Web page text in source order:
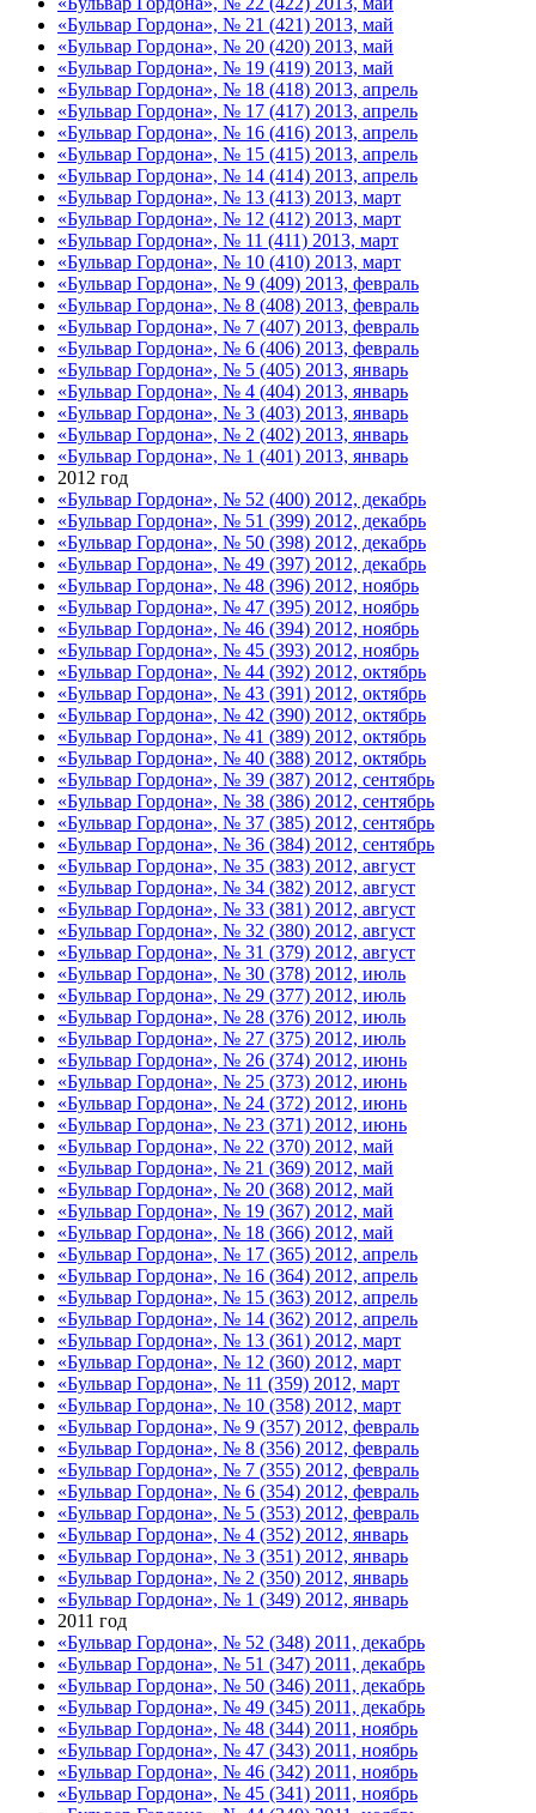
«Бульвар Гордона», № 21 (421) 2013, май
«Бульвар Гордона», № 20 (420) 2013, май
«Бульвар Гордона», № 19 (419) 2013, май
«Бульвар Гордона», № 18 (418) 2013, апрель
«Бульвар Гордона», № 17 (417) 2013, апрель
«Бульвар Гордона», № 16 (416) 2013, апрель
«Бульвар Гордона», № 15 (415) 2013, апрель
«Бульвар Гордона», № 14 (414) 2013, апрель
«Бульвар Гордона», № 13 (413) 2013, март
«Бульвар Гордона», № 12 (412) 2013, март
«Бульвар Гордона», № 11 (411) 2013, март
«Бульвар Гордона», № 10 (410) 2013, март
«Бульвар Гордона», № 9 (409) 2013, февраль
«Бульвар Гордона», № 8 (408) 2013, февраль
«Бульвар Гордона», № 7 (407) 2013, февраль
«Бульвар Гордона», № 6 (406) 2013, февраль
«Бульвар Гордона», № 5 (405) 2013, январь
«Бульвар Гордона», № 4 (404) 2013, январь
«Бульвар Гордона», № 3 (403) 2013, январь
«Бульвар Гордона», № 2 (402) 2013, январь
«Бульвар Гордона», № 1 (401) 2013, январь
2012 год
«Бульвар Гордона», № 52 (400) 2012, декабрь
«Бульвар Гордона», № 51 (399) 2012, декабрь
«Бульвар Гордона», № 50 (398) 2012, декабрь
«Бульвар Гордона», № 49 (397) 2012, декабрь
«Бульвар Гордона», № 48 (396) 2012, ноябрь
«Бульвар Гордона», № 47 (395) 2012, ноябрь
«Бульвар Гордона», № 46 (394) 2012, ноябрь
«Бульвар Гордона», № 45 (393) 2012, ноябрь
«Бульвар Гордона», № 44 (392) 2012, октябрь
«Бульвар Гордона», № 43 (391) 2012, октябрь
«Бульвар Гордона», № 42 (390) 2012, октябрь
«Бульвар Гордона», № 41 (389) 2012, октябрь
«Бульвар Гордона», № 40 (388) 2012, октябрь
«Бульвар Гордона», № 39 (387) 2012, сентябрь
«Бульвар Гордона», № 38 (386) 2012, сентябрь
«Бульвар Гордона», № 37 (385) 2012, сентябрь
«Бульвар Гордона», № 36 (384) 2012, сентябрь
«Бульвар Гордона», № 35 (383) 2012, август
«Бульвар Гордона», № 34 (382) 2012, август
«Бульвар Гордона», № 33 (381) 2012, август
«Бульвар Гордона», № 32 (380) 2012, август
«Бульвар Гордона», № 31 (379) 2012, август
«Бульвар Гордона», № 30 (378) 2012, июль
«Бульвар Гордона», № 29 (377) 2012, июль
«Бульвар Гордона», № 28 (376) 2012, июль
«Бульвар Гордона», № 27 (375) 2012, июль
«Бульвар Гордона», № 26 (374) 2012, июнь
«Бульвар Гордона», № 25 (373) 2012, июнь
«Бульвар Гордона», № 24 (372) 2012, июнь
«Бульвар Гордона», № 23 (371) 2012, июнь
«Бульвар Гордона», № 22 (370) 2012, май
«Бульвар Гордона», № 21 (369) 2012, май
«Бульвар Гордона», № 20 (368) 2012, май
«Бульвар Гордона», № 19 (367) 2012, май
«Бульвар Гордона», № 18 (366) 2012, май
«Бульвар Гордона», № 17 (365) 2012, апрель
«Бульвар Гордона», № 16 (364) 2012, апрель
«Бульвар Гордона», № 15 (363) 2012, апрель
«Бульвар Гордона», № 14 (362) 2012, апрель
«Бульвар Гордона», № 13 (361) 2012, март
«Бульвар Гордона», № 12 (360) 2012, март
«Бульвар Гордона», № 11 (359) 2012, март
«Бульвар Гордона», № 10 (358) 2012, март
«Бульвар Гордона», № 9 (357) 2012, февраль
«Бульвар Гордона», № 8 (356) 2012, февраль
«Бульвар Гордона», № 7 (355) 2012, февраль
«Бульвар Гордона», № 6 (354) 2012, февраль
«Бульвар Гордона», № 5 (353) 2012, февраль
«Бульвар Гордона», № 4 (352) 2012, январь
«Бульвар Гордона», № 3 (351) 2012, январь
«Бульвар Гордона», № 2 (350) 2012, январь
«Бульвар Гордона», № 1 (349) 2012, январь
2011 год
«Бульвар Гордона», № 52 (348) 2011, декабрь
«Бульвар Гордона», № 51 (347) 2011, декабрь
«Бульвар Гордона», № 50 (346) 2011, декабрь
«Бульвар Гордона», № 49 (345) 2011, декабрь
«Бульвар Гордона», № 48 (344) 2011, ноябрь
«Бульвар Гордона», № 47 (343) 2011, ноябрь
«Бульвар Гордона», № 46 (342) 2011, ноябрь
«Бульвар Гордона», № 45 (341) 2011, ноябрь